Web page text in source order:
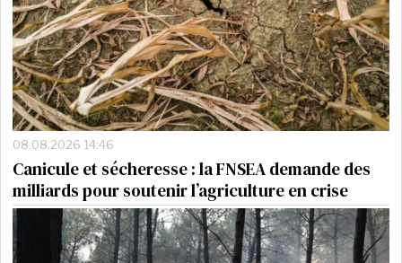
08.08.2026 14:46
Canicule et sécheresse : la FNSEA demande des
milliards pour soutenir l’agriculture en crise